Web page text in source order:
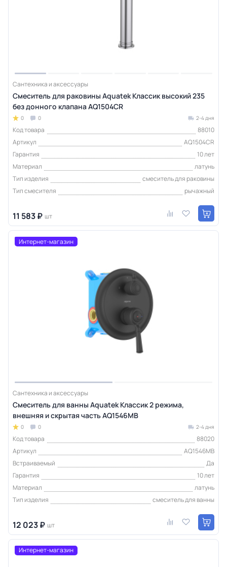
Сантехника и аксессуары
Смеситель для раковины Aquatek Классик высокий 235
без донного клапана AQ1504CR
0 0 2-4 дня
Код товара
88010
Артикул
AQ1504CR
Гарантия
10 лет
Материал
латунь
Тип изделия
смеситель для раковины
Тип смесителя
рычажный
11 583 ₽ шт
Интернет-магазин
Сантехника и аксессуары
Смеситель для ванны Aquatek Классик 2 режима,
внешняя и скрытая часть AQ1546MB
0 0 2-4 дня
Код товара
88020
Артикул
AQ1546MB
Встраиваемый
Да
Гарантия
10 лет
Материал
латунь
Тип изделия
смеситель для ванны
12 023 ₽ шт
Интернет-магазин